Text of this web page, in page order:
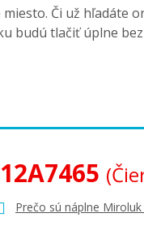
Či už hľadáte
budú tlačiť úplne
Prečo sú náplne